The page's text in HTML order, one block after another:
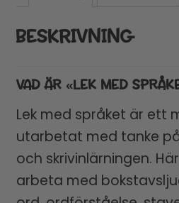
BESKRIVNING
VAD ÄR «LEK MED
Lek med språket är ett
utarbetat med tanke
och skrivinlärningen.
arbeta med